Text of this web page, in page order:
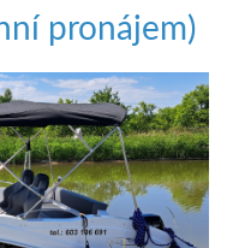
pronájem)